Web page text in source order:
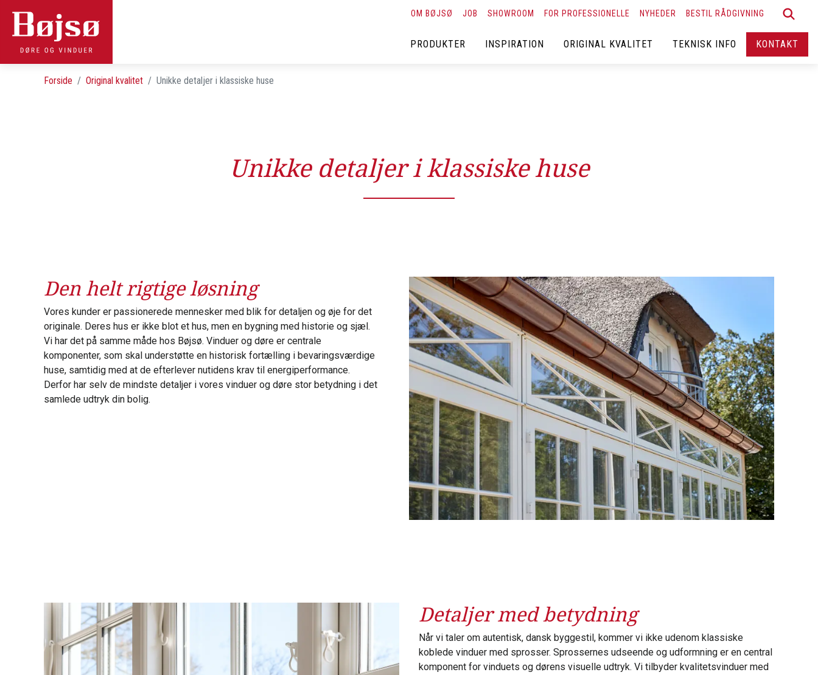
PRODUKTER INSPIRATION ORIGINAL KVALITET TEKNISK INFO KONTAKT
OM BØJSØ JOB SHOWROOM FOR PROFESSIONELLE NYHEDER BESTIL RÅDGIVNING
Forside Original kvalitet Unikke detaljer i klassiske huse
Unikke detaljer i klassiske huse
Den helt rigtige løsning
Vores kunder er passionerede mennesker med blik for detaljen og øje for det
originale. Deres hus er ikke blot et hus, men en bygning med historie og sjæl.
Vi har det på samme måde hos Bøjsø. Vinduer og døre er centrale
komponenter, som skal understøtte en historisk fortælling i bevaringsværdige
huse, samtidig med at de efterlever nutidens krav til energiperformance.
Derfor har selv de mindste detaljer i vores vinduer og døre stor betydning i det
samlede udtryk din bolig.
Detaljer med betydning
Når vi taler om autentisk, dansk byggestil, kommer vi ikke udenom klassiske
koblede vinduer med sprosser. Sprossernes udseende og udformning er en central
komponent for vinduets og dørens visuelle udtryk. Vi tilbyder kvalitetsvinduer med